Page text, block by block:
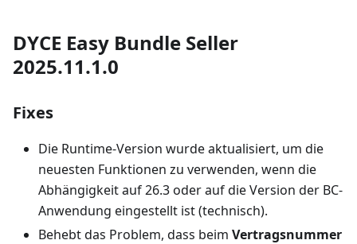
DYCE Easy Bundle Seller
2025.11.1.0
Fixes
Die Runtime-Version wurde aktualisiert, um die
neuesten Funktionen zu verwenden, wenn die
Abhängigkeit auf 26.3 oder auf die Version der BC-
Anwendung eingestellt ist (technisch).
Behebt das Problem, dass beim Vertragsnummer